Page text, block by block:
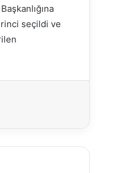
seçildi ve